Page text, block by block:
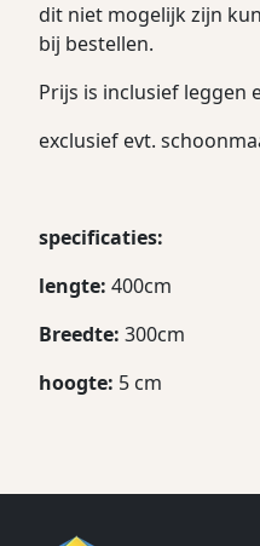
dit niet mogelijk zijn
bij bestellen.
Prijs is inclusief leggen
exclusief evt.
specificaties:
lengte: 400cm
Breedte: 300cm
hoogte: 5 cm